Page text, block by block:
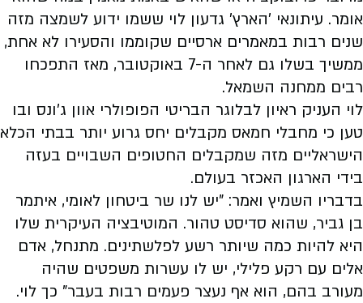
אומר. עיתונאי 'הארץ' גדעון לוי ששמו ידוע לשמצה מזה
שנים רבות במאמרים ארסיים שקוממו והסעירו לא אחת,
ממשיך בשלו גם לאחר ה-7 באוקטובר, מאז התפכחו
רבים ממחנה השמאל.
לוי העניק ראיון לבלוגר הבריטי הפופולרי אוון ג'ונס ובו
טען כי מחבלי חמאס מקבלים יחס גרוע יותר בבתי הכלא
הישראליים מזה שמקבלים החטופים השבויים בעזה
בידי הארגון האכזר בעולם.
בדבריו השמיץ ואמר: "יש לנו שר ביטחון לאומי, איתמר
בן גביר, שהוא סדיסט טהור. המוטיבציה העיקרית שלו
היא להיות כמה שיותר רשע לפלשתינים. מתנחל, אדם
אלים עם רקע פלילי, יש לו עשרות משפטים שהיה
מעורב בהם, הוא אף נעצר פעמים רבות בעבר" כך לוי.